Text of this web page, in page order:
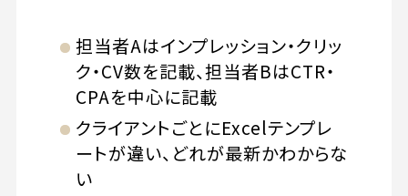
担当者Aはインプレッション・クリッ
ク・CV数を記載、担当者BはCTR・
CPAを中心に記載
クライアントごとにExcelテンプレ
ートが違い、どれが最新かわからな
い